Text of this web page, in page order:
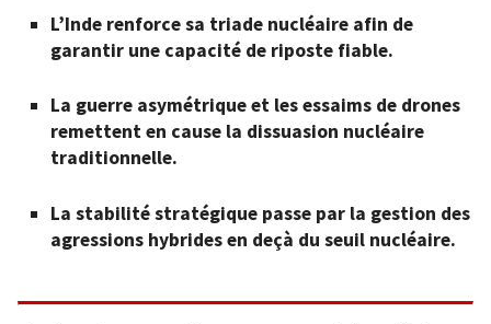
L’Inde renforce sa triade nucléaire afin de
garantir une capacité de riposte fiable.
La guerre asymétrique et les essaims de drones
remettent en cause la dissuasion nucléaire
traditionnelle.
La stabilité stratégique passe par la gestion des
agressions hybrides en deçà du seuil nucléaire.